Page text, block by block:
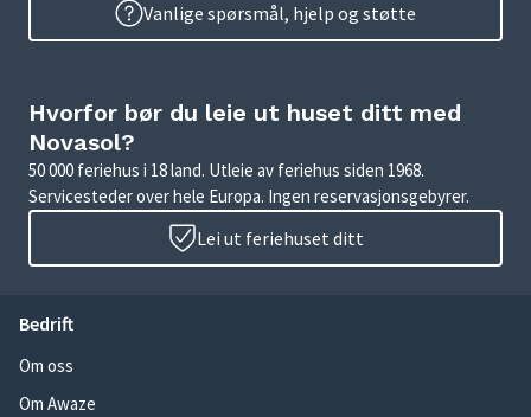
Vanlige spørsmål, hjelp og støtte
Hvorfor bør du leie ut huset ditt med
Novasol?
50 000 feriehus i 18 land. Utleie av feriehus siden 1968.
Servicesteder over hele Europa. Ingen reservasjonsgebyrer.
Lei ut feriehuset ditt
Bedrift
Om oss
Om Awaze